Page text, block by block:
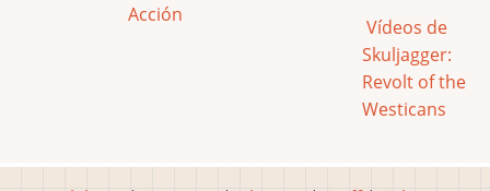
Acción
Vídeos de
Skuljagger:
Revolt of the
Westicans